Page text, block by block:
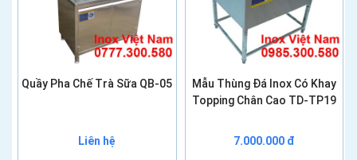
Quầy Pha Chế Trà Sữa QB-05
Liên hệ
Mẫu Thùng Đá Inox Có Khay
Topping Chân Cao TD-TP19
7.000.000 đ